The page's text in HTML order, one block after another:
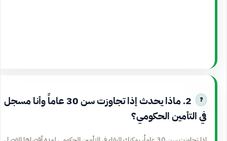
2. ماذا يحدث إذا تجاوزت سن 30 عاماً وأنا مسجل
في التأمين الحكومي؟